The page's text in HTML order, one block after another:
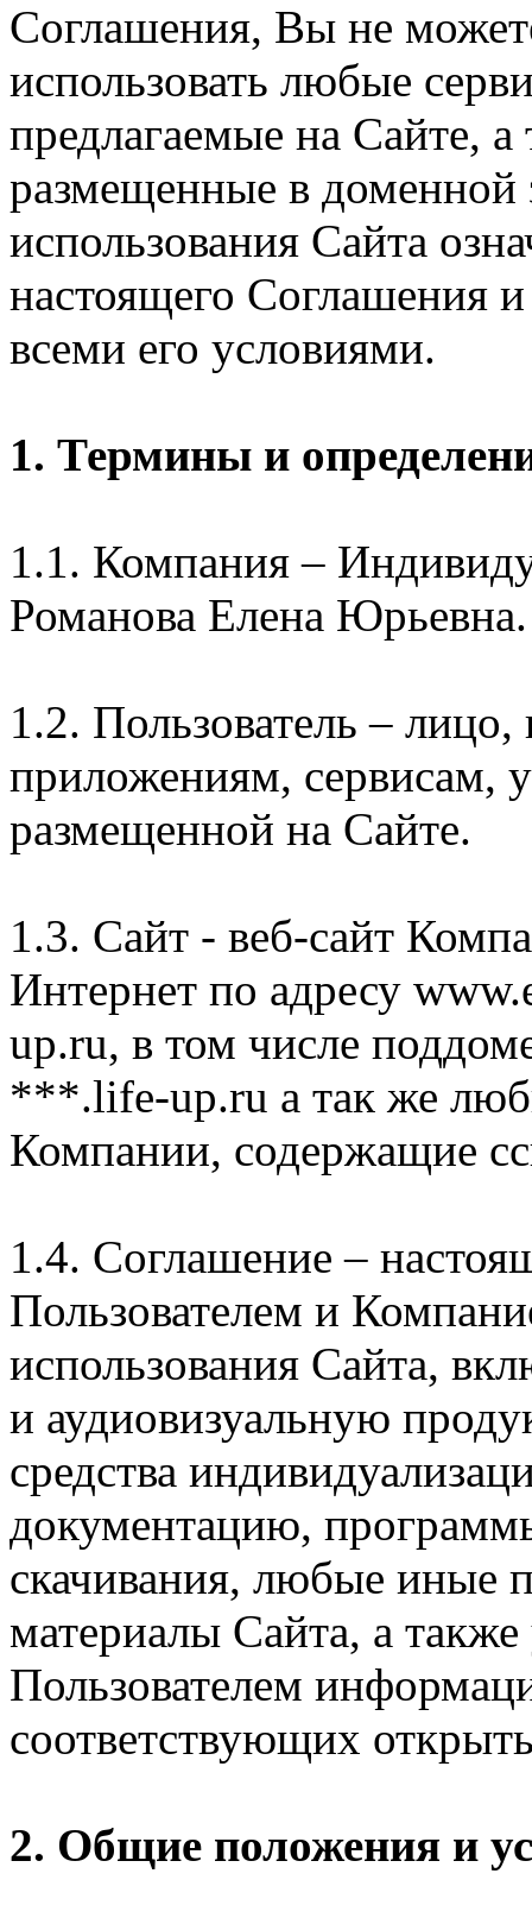
Соглашения, Вы не
использовать любые
предлагаемые на Сайте,
размещенные в доменной
использования Сайта
настоящего Соглашения
всеми его условиями.
1. Термины и
1.1. Компания –
Романова Елена Юрьевна.
1.2. Пользователь –
приложениям, сервисам,
размещенной на Сайте.
1.3. Сайт - веб-сайт
Интернет по адресу
up.ru, в том числе
***.life-up.ru а так же
Компании, содержащие
1.4. Соглашение –
Пользователем и
использования Сайта,
и аудиовизуальную
средства
документацию,
скачивания, любые иные
материалы Сайта, а
Пользователем
соответствующих
2. Общие положения и